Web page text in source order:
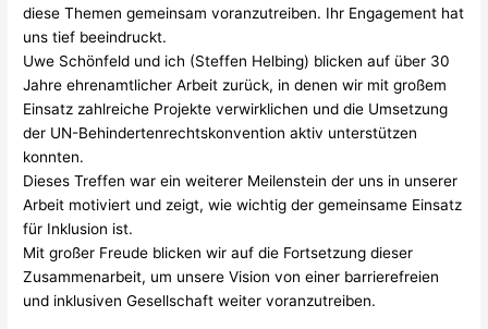
diese Themen gemeinsam voranzutreiben. Ihr Engagement hat
uns tief beeindruckt.
Uwe Schönfeld und ich (Steffen Helbing) blicken auf über 30
Jahre ehrenamtlicher Arbeit zurück, in denen wir mit großem
Einsatz zahlreiche Projekte verwirklichen und die Umsetzung
der UN-Behindertenrechtskonvention aktiv unterstützen
konnten.
Dieses Treffen war ein weiterer Meilenstein der uns in unserer
Arbeit motiviert und zeigt, wie wichtig der gemeinsame Einsatz
für Inklusion ist.
Mit großer Freude blicken wir auf die Fortsetzung dieser
Zusammenarbeit, um unsere Vision von einer barrierefreien
und inklusiven Gesellschaft weiter voranzutreiben.